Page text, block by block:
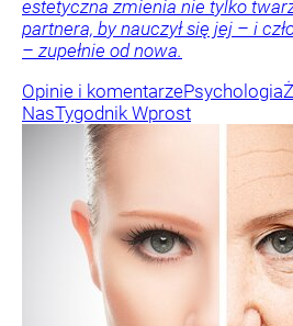
estetyczna zmienia nie tylko
partnera, by nauczył się jej – i
– zupełnie od nowa.
Opinie i komentarzePsychologia
NasTygodnik Wprost